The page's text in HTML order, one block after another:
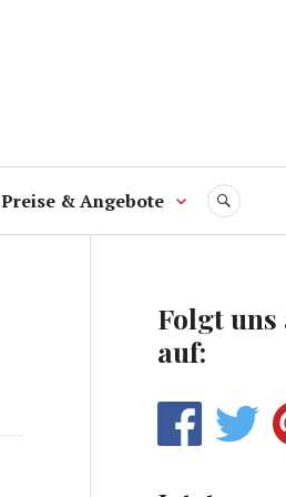
Preise & Angebote SUCHE
Folgt uns
auf: